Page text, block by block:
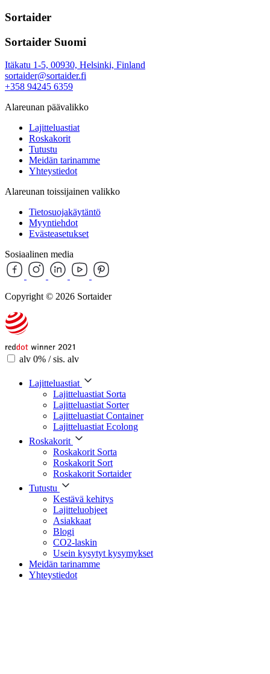
Sortaider
Sortaider Suomi
Itäkatu 1-5, 00930, Helsinki, Finland
sortaider@sortaider.fi
+358 94245 6359
Alareunan päävalikko
Lajitteluastiat
Roskakorit
Tutustu
Meidän tarinamme
Yhteystiedot
Alareunan toissijainen valikko
Tietosuojakäytäntö
Myyntiehdot
Evästeasetukset
Sosiaalinen media
Copyright © 2026 Sortaider
alv 0% / sis. alv
Lajitteluastiat
Lajitteluastiat Sorta
Lajitteluastiat Sorter
Lajitteluastiat Container
Lajitteluastiat Ecolong
Roskakorit
Roskakorit Sorta
Roskakorit Sort
Roskakorit Sortaider
Tutustu
Kestävä kehitys
Lajitteluohjeet
Asiakkaat
Blogi
CO2-laskin
Usein kysytyt kysymykset
Meidän tarinamme
Yhteystiedot